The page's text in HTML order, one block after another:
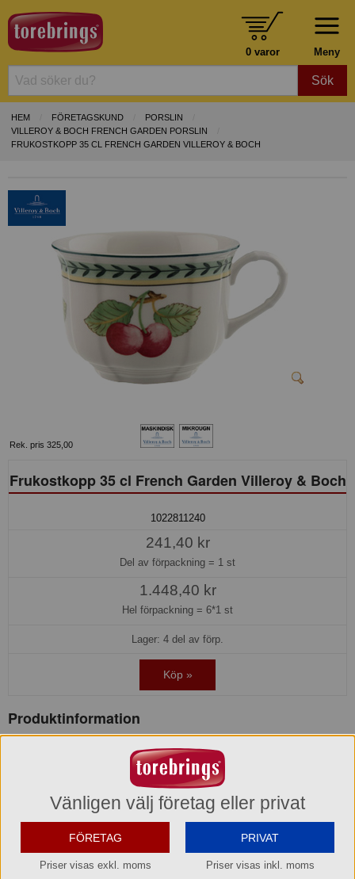
Meny
0 varor
Sök
HEM FÖRETAGSKUND
PORSLIN
VILLEROY & BOCH FRENCH GARDEN PORSLIN
FRUKOSTKOPP 35 CL FRENCH GARDEN VILLEROY & BOCH
Rek. pris 325,00
Frukostkopp 35 cl French Garden Villeroy & Boch
1022811240
241,40 kr
Del av förpackning = 1 st
1.448,40 kr
Hel förpackning = 6*1 st
Lager: 4 del av förp.
Köp »
Produktinformation
Konsumentkontakt
Villeroy & Boch Gustavsberg AB
Telefon
08-570 391 00
Vänligen välj företag eller privat
FÖRETAG
Priser visas exkl. moms
PRIVAT
Priser visas inkl. moms